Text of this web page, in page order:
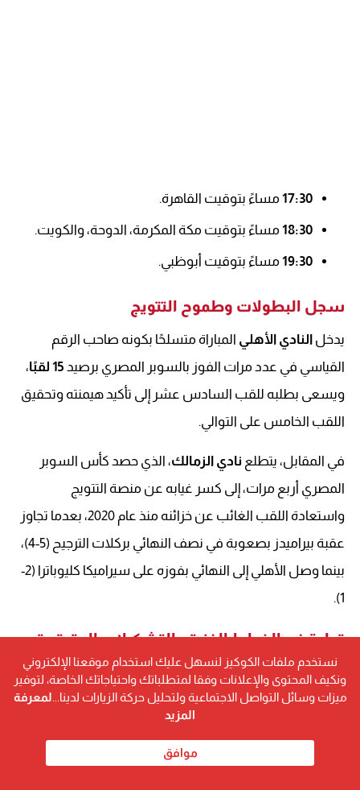
17:30مساءً بتوقيت القاهرة.
18:30مساءً بتوقيت مكة المكرمة، الدوحة، والكويت.
19:30مساءً بتوقيت أبوظبي.
سجل البطولات وطموح التتويج
يدخل النادي الأهلي المباراة متسلحًا بكونه صاحب الرقم
القياسي في عدد مرات الفوز بالسوبر المصري برصيد 15 لقبًا
،
ويسعى بطلبه للقب السادس عشر إلى تأكيد هيمنته وتحقيق
اللقب الخامس على التوالي.
في المقابل، يتطلع نادي الزمالك، الذي حصد كأس السوبر
المصري أربع مرات، إلى كسر غيابه عن منصة التتويج
واستعادة اللقب الغائب عن خزائنه منذ عام 2020، بعدما تجاوز
عقبة بيراميدز بصعوبة في نصف النهائي بركلات الترجيح (5-4)،
بينما وصل الأهلي إلى النهائي بفوزه على سيراميكا كليوباترا (2-
1).
قراءة في الخطط الفنية والتشكيلات المتوقعة
يظهر اتفاق بين المدربين حول ثبات الخطوط الدفاعية
فمدرب الأهلي (توروب) يعتمد على رباعي دفاعي يضم محمد
هاني وياسر إبراهيم وياسين مرعي ومحمد شكري أو أحمد نبيل
كوكا، مع مروان عطية وأليو ديانج كعمودي ارتكاز في الوسط.
نستخدم ملفات الكوكيز لنسهل عليك استخدام موقعنا الإلكتروني
ونكيف المحتوى والإعلانات وفقا لمتطلباتك واحتياجاتك الخاصة، لتوفير
ميزات وسائل التواصل الاجتماعية ولتحليل حركة الزيارات لدينا... لمعرفة
المزيد
موافق